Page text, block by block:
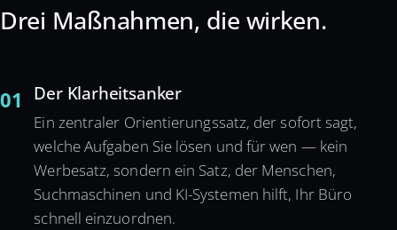
Drei Maßnahmen, die wirken.
01 Der Klarheitsanker
Ein zentraler Orientierungssatz, der sofort sagt,
welche Aufgaben Sie lösen und für wen — kein
Werbesatz, sondern ein Satz, der Menschen,
Suchmaschinen und KI-Systemen hilft, Ihr Büro
schnell einzuordnen.